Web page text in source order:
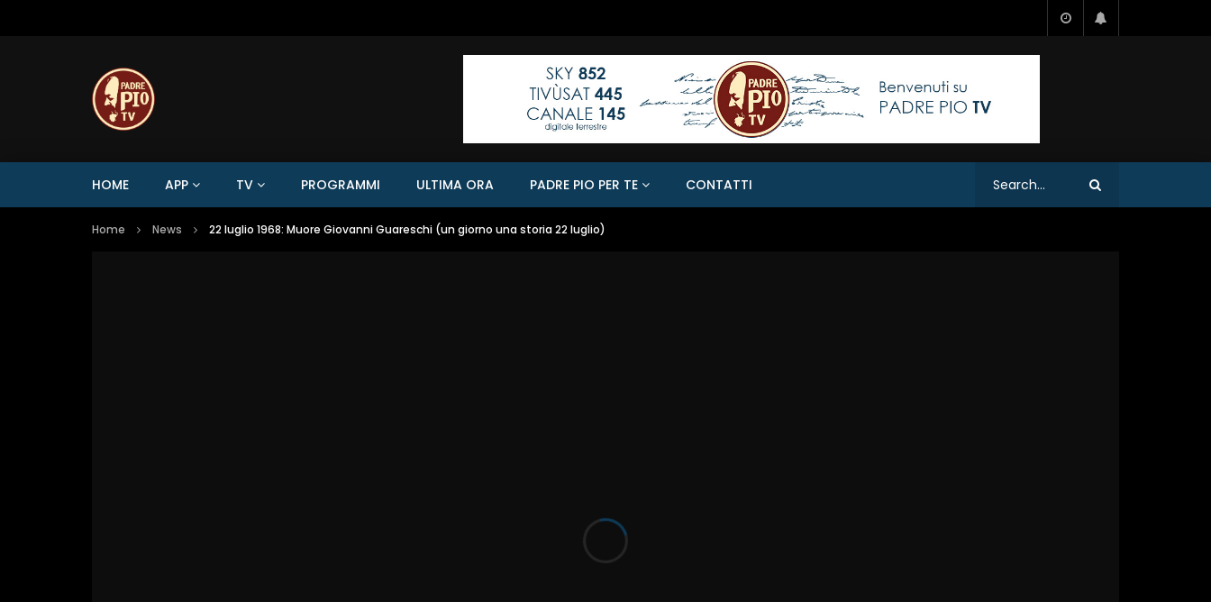
HOME APP TV PROGRAMMI ULTIMA ORA PADRE PIO PER TE CONTATTI
Home News 22 luglio 1968: Muore Giovanni Guareschi (un giorno una storia 22 luglio)